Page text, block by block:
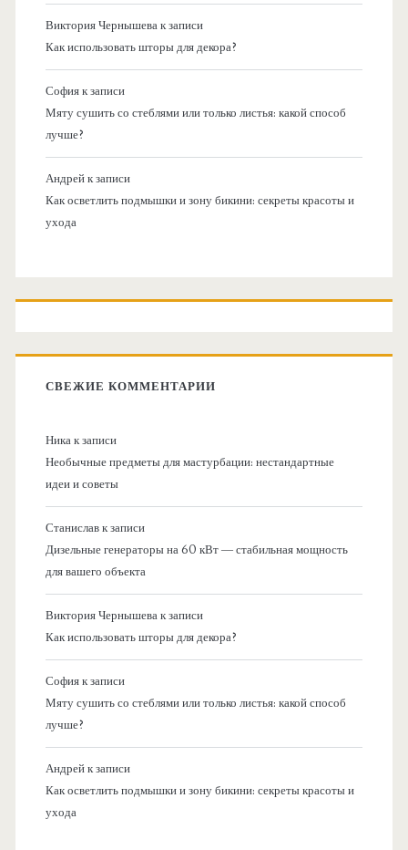
Виктория Чернышевак записи
Как использовать шторы для декора?
Софияк записи
Мяту сушить со стеблями или только листья: какой способ
лучше?
Андрейк записи
Как осветлить подмышки и зону бикини: секреты красоты и
ухода
СВЕЖИЕ КОММЕНТАРИИ
Никак записи
Необычные предметы для мастурбации: нестандартные
идеи и советы
Станиславк записи
Дизельные генераторы на 60 кВт — стабильная мощность
для вашего объекта
Виктория Чернышевак записи
Как использовать шторы для декора?
Софияк записи
Мяту сушить со стеблями или только листья: какой способ
лучше?
Андрейк записи
Как осветлить подмышки и зону бикини: секреты красоты и
ухода